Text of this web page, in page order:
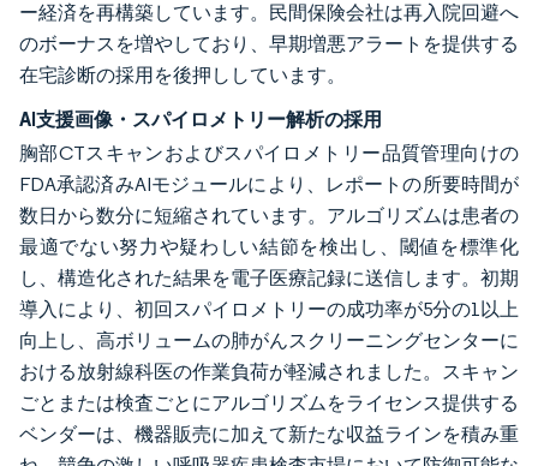
ー経済を再構築しています。民間保険会社は再入院回避へ
のボーナスを増やしており、早期増悪アラートを提供する
在宅診断の採用を後押ししています。
AI支援画像・スパイロメトリー解析の採用
胸部CTスキャンおよびスパイロメトリー品質管理向けの
FDA承認済みAIモジュールにより、レポートの所要時間が
数日から数分に短縮されています。アルゴリズムは患者の
最適でない努力や疑わしい結節を検出し、閾値を標準化
し、構造化された結果を電子医療記録に送信します。初期
導入により、初回スパイロメトリーの成功率が5分の1以上
向上し、高ボリュームの肺がんスクリーニングセンターに
おける放射線科医の作業負荷が軽減されました。スキャン
ごとまたは検査ごとにアルゴリズムをライセンス提供する
ベンダーは、機器販売に加えて新たな収益ラインを積み重